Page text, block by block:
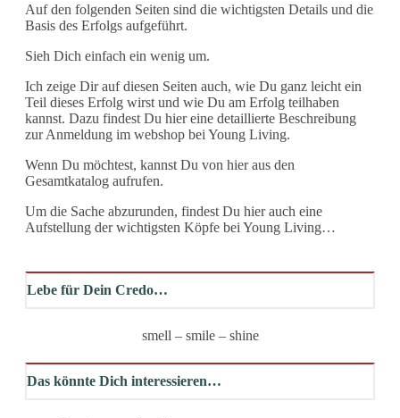
Auf den folgenden Seiten sind die wichtigsten Details und die
Basis des Erfolgs aufgeführt.
Sieh Dich einfach ein wenig um.
Ich zeige Dir auf diesen Seiten auch, wie Du ganz leicht ein
Teil dieses Erfolg wirst und wie Du am Erfolg teilhaben
kannst. Dazu findest Du hier eine detaillierte Beschreibung
zur Anmeldung im webshop bei Young Living.
Wenn Du möchtest, kannst Du von hier aus den
Gesamtkatalog aufrufen.
Um die Sache abzurunden, findest Du hier auch eine
Aufstellung der wichtigsten Köpfe bei Young Living…
Lebe für Dein Credo…
smell – smile – shine
Das könnte Dich interessieren…